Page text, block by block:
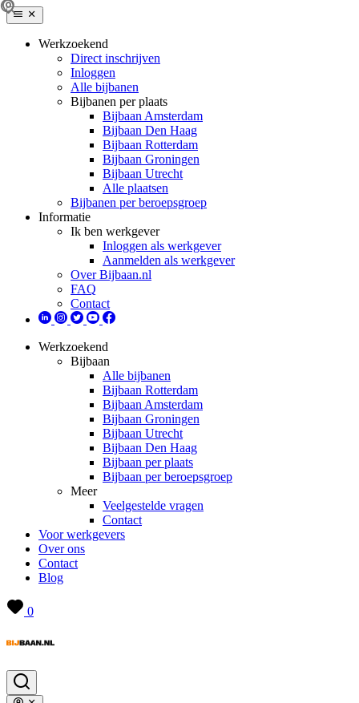
Werkzoekend
Direct inschrijven
Inloggen
Alle bijbanen
Bijbanen per plaats
Bijbaan Amsterdam
Bijbaan Den Haag
Bijbaan Rotterdam
Bijbaan Groningen
Bijbaan Utrecht
Alle plaatsen
Bijbanen per beroepsgroep
Informatie
Ik ben werkgever
Inloggen als werkgever
Aanmelden als werkgever
Over Bijbaan.nl
FAQ
Contact
Werkzoekend
Bijbaan
Alle bijbanen
Bijbaan Rotterdam
Bijbaan Amsterdam
Bijbaan Groningen
Bijbaan Utrecht
Bijbaan Den Haag
Bijbaan per plaats
Bijbaan per beroepsgroep
Meer
Veelgestelde vragen
Contact
Voor werkgevers
Over ons
Contact
Blog
0